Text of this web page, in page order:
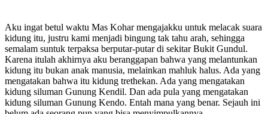
Aku ingat betul waktu Mas Kohar mengajakku untuk melacak suara
kidung itu, justru kami menjadi bingung tak tahu arah, sehingga
semalam suntuk terpaksa berputar-putar di sekitar Bukit Gundul.
Karena itulah akhirnya aku beranggapan bahwa yang melantunkan
kidung itu bukan anak manusia, melainkan mahluk halus. Ada yang
mengatakan bahwa itu kidung trethekan. Ada yang mengatakan
kidung siluman Gunung Kendil. Dan ada pula yang mengatakan
kidung siluman Gunung Kendo. Entah mana yang benar. Sejauh ini